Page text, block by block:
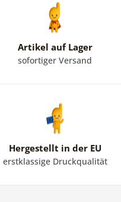
Artikel auf Lager
sofortiger Versand
Hergestellt in der EU
erstklassige Druckqualität